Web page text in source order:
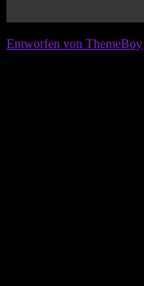
Entworfen von ThemeBoy